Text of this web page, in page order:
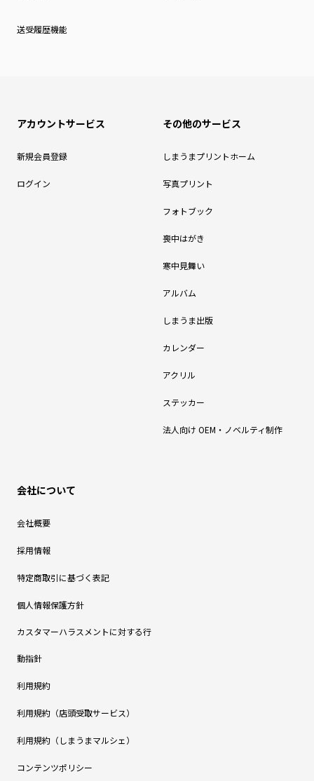
送受履歴機能
アカウントサービス
新規会員登録
ログイン
その他のサービス
しまうまプリントホーム
写真プリント
フォトブック
喪中はがき
寒中見舞い
アルバム
しまうま出版
カレンダー
アクリル
ステッカー
法人向け OEM・ノベルティ制作
会社について
会社概要
採用情報
特定商取引に基づく表記
個人情報保護方針
カスタマーハラスメントに対する行
動指針
利用規約
利用規約（店頭受取サービス）
利用規約（しまうまマルシェ）
コンテンツポリシー